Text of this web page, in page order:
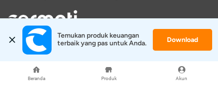
Beranda Produk Akun
© 2026 Cermati. All Rights Reserved.
Temukan produk keuangan
terbaik yang pas untuk Anda.
Download